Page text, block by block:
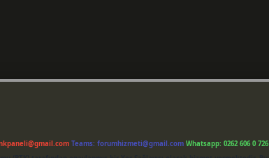
Teams: forumhizmeti@gmail.com Whatsapp: 0262 606 0 726